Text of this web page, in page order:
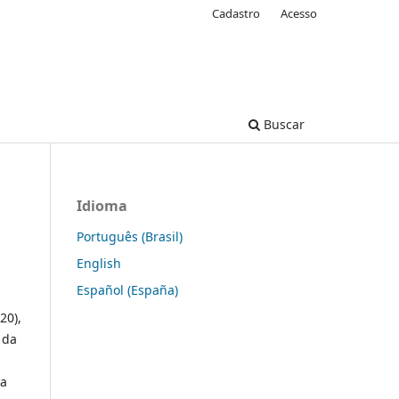
Buscar
Cadastro Acesso
da
Idioma
Português (Brasil)
English
Español (España)